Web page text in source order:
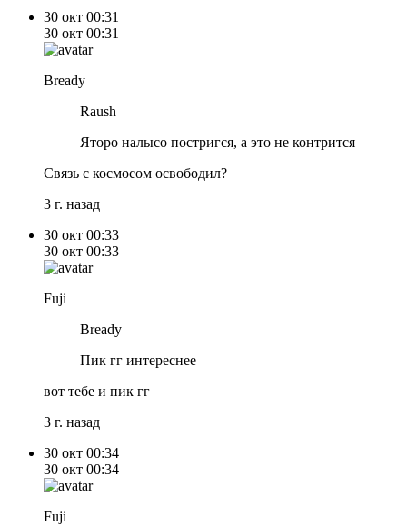
30 окт 00:31
30 окт 00:31
Bready
Raush
Яторо налысо постригся, а это не контрится
Связь с космосом освободил?
3 г. назад
30 окт 00:33
30 окт 00:33
Fuji
Bready
Пик гг интереснее
вот тебе и пик гг
3 г. назад
30 окт 00:34
30 окт 00:34
Fuji